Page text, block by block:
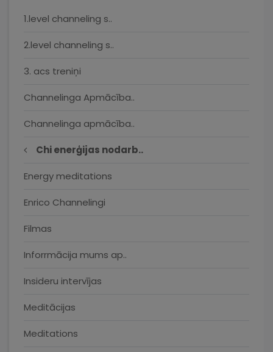
1.level channeling s..
2.level channeling s..
3. acs treniņi
Channelinga Apmācība..
Channelinga apmācība..
Chi enerģijas nodarb..
Energy meditations
Enrico Channelingi
Filmas
Inforrmācija mums ap..
Insideru intervījas
Meditācijas
Meditations